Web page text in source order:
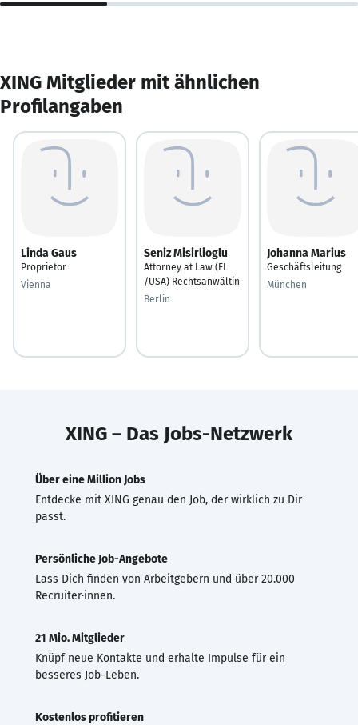
XING Mitglieder mit ähnlichen
Profilangaben
Linda Gaus
Proprietor
Vienna
Seniz Misirlioglu
Attorney at Law (FL
/USA) Rechtsanwältin
Berlin
Johanna Marius
Geschäftsleitung
München
XING – Das Jobs-Netzwerk
Über eine Million Jobs
Entdecke mit XING genau den Job, der wirklich zu Dir
passt.
Persönliche Job-Angebote
Lass Dich finden von Arbeitgebern und über 20.000
Recruiter·innen.
21 Mio. Mitglieder
Knüpf neue Kontakte und erhalte Impulse für ein
besseres Job-Leben.
Kostenlos profitieren